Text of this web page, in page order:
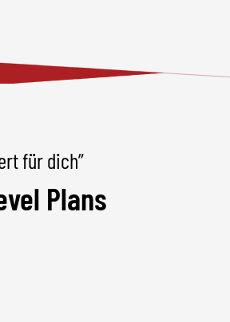
für dich”
Plans